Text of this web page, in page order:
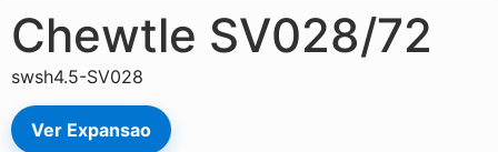
Chewtle SV028/72
swsh4.5-SV028
Ver Expansao